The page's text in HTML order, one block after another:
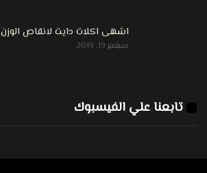
اشهى اكلات دايت لانقاص الوزن
سبتمبر 19, 2019
تابعنا علي الفيسبوك